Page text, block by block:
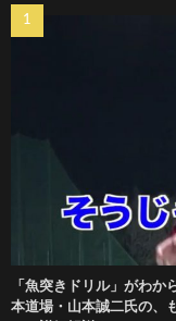
「魚突きドリル」がわか
本道場・山本誠二氏の、